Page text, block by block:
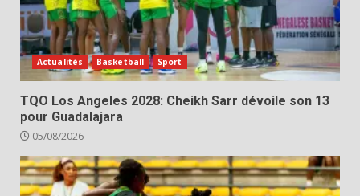
Actualités Basketball Sport
TQO Los Angeles 2028: Cheikh Sarr dévoile son 13
pour Guadalajara
05/08/2026